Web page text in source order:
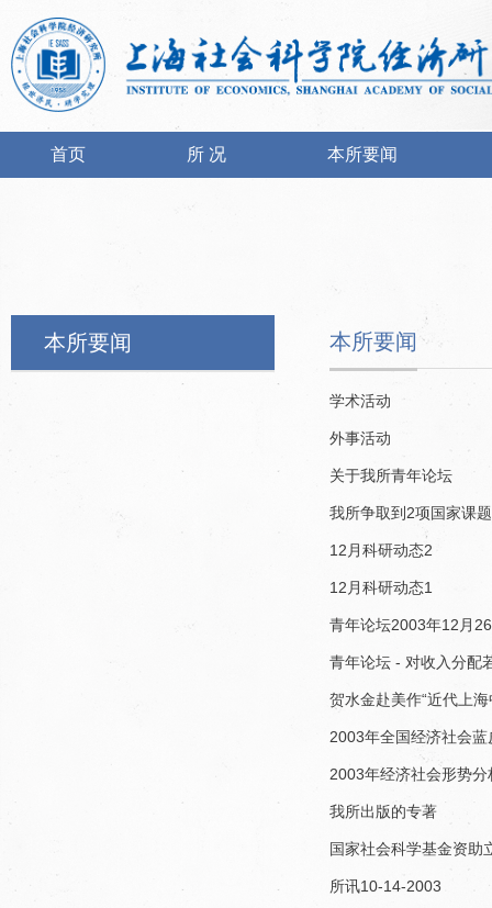
首页 所 况 本所要闻
本所要闻 本所要闻
学术活动
外事活动
关于我所青年论坛
我所争取到2项国家课题
12月科研动态2
12月科研动态1
青年论坛2003年12月
青年论坛 - 对收入分配
贺水金赴美作“近代上
2003年全国经济社会蓝
2003年经济社会形势
我所出版的专著
国家社会科学基金资助
所讯10-14-2003